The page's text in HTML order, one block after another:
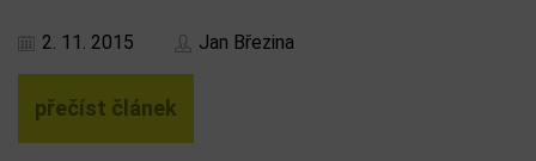
2. 11. 2015 Jan Březina
přečíst článek